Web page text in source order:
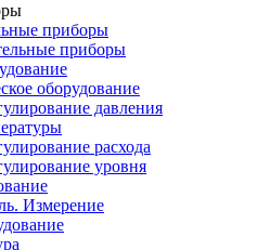
приборы
приборы
оборудование
давления
расхода
уровня
Измерение